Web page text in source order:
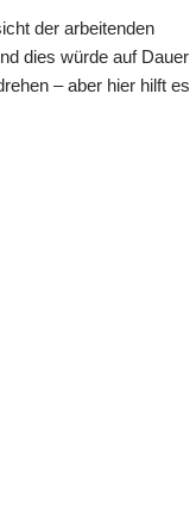
der arbeitenden
dies würde auf Dauer
– aber hier hilft es